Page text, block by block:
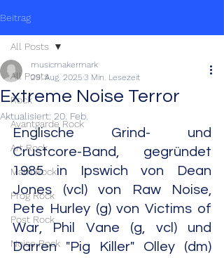
Beitrag
All Posts
Rock
Avantgarde Rock
Art Rock
Math Rock
Prog Rock
Post Rock
Noise Rock
All Posts
Extreme Noise Terror
musicmakermark
29. Aug. 2025 3 Min. Lesezeit
Aktualisiert: 20. Feb.
Englische Grind- und
Crustcore-Band, gegründet
1985 in Ipswich von Dean
Jones (vcl) von Raw Noise,
Pete Hurley (g) von Victims of
War, Phil Vane (g, vcl) und
Darren "Pig Killer" Olley (dm)